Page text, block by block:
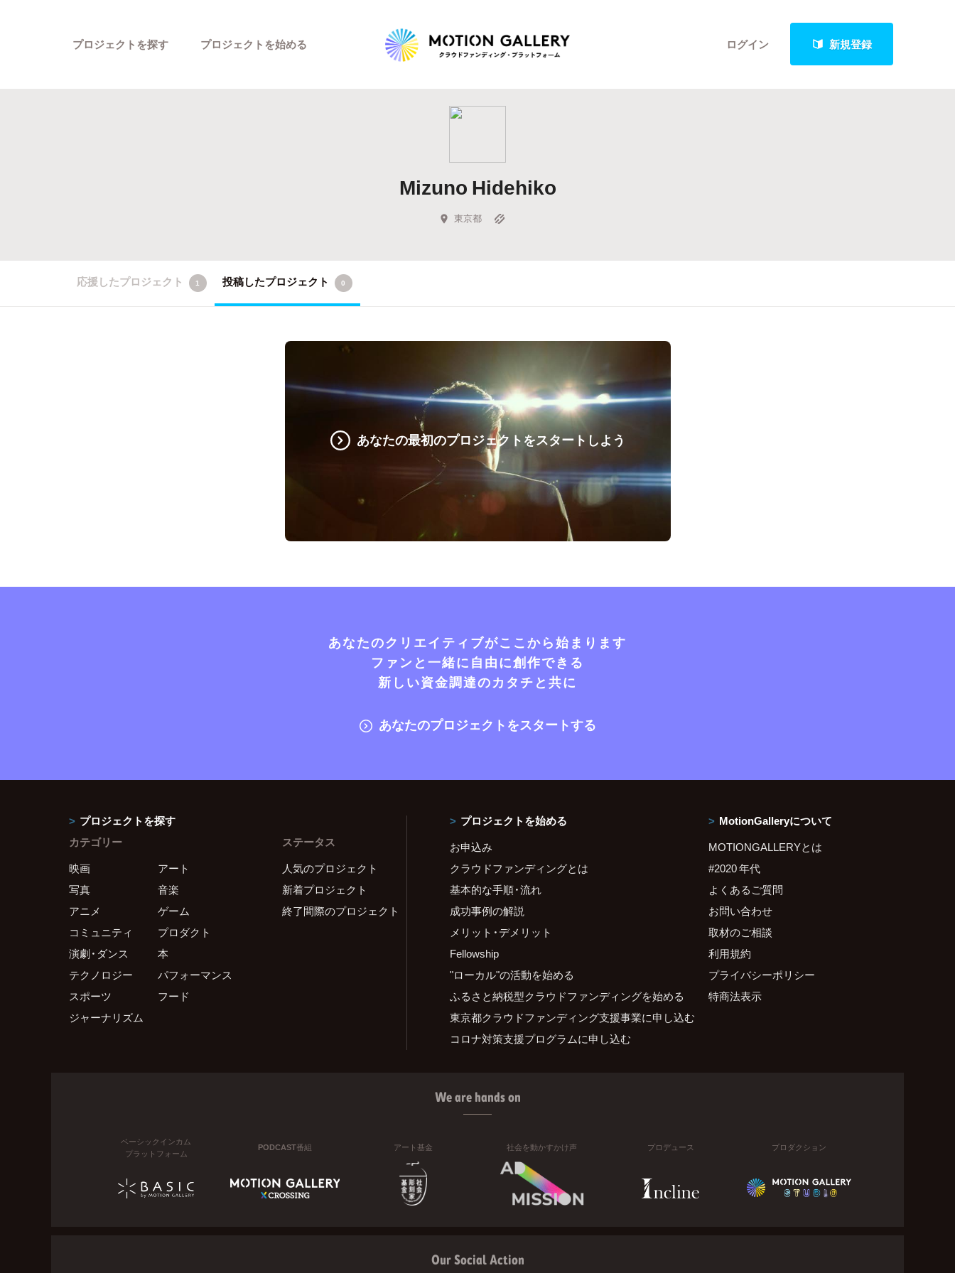
ログイン 新規登録
プロジェクトを探す
Highlight
Feature
キュレーターから探す
プロジェクトを始める
Mizuno Hidehiko
東京都
応援したプロジェクト 1 投稿したプロジェクト 0
あなたの最初のプロジェクトをスタートしよう
あなたのクリエイティブがここから始まります
ファンと一緒に自由に創作できる
新しい資金調達のカタチと共に
あなたのプロジェクトをスタートする
プロジェクトを探す
カテゴリー
映画
アート
写真
音楽
アニメ
ゲーム
コミュニティ
プロダクト
演劇・ダンス
本
テクノロジー
パフォーマンス
スポーツ
フード
ジャーナリズム
ステータス
人気のプロジェクト
新着プロジェクト
終了間際のプロジェクト
プロジェクトを始める
お申込み
クラウドファンディングとは
基本的な手順・流れ
成功事例の解説
メリット・デメリット
Fellowship
"ローカル"の活動を始める
ふるさと納税型クラウドファンディングを始める
東京都クラウドファンディング支援事業に申し込む
コロナ対策支援プログラムに申し込む
MotionGalleryについて
MOTIONGALLERYとは
#2020 年代
よくあるご質問
お問い合わせ
取材のご相談
利用規約
プライバシーポリシー
特商法表示
We are hands on
ベーシックインカム
プラットフォーム
PODCAST番組 アート基金 社会を動かすかけ声 プロデュース プロダクション
Our Social Action